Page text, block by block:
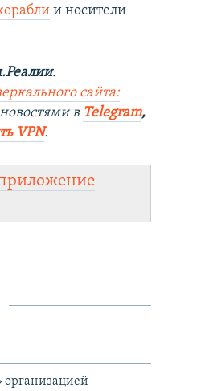
и носители
.
сайта:
в Telegram,
VPN.
организацией